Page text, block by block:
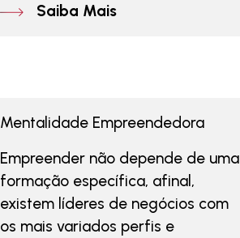
Saiba Mais
Mentalidade Empreendedora
Empreender não depende de uma
formação específica, afinal,
existem líderes de negócios com
os mais variados perfis e